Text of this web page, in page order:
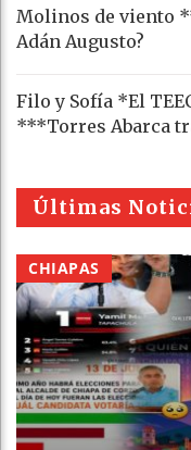
Molinos de viento
Adán Augusto?
Filo y Sofía *El
***Torres Abarca
Últimas
CHIAPAS